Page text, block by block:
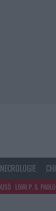
NECROLOGIE
LOIRI P. S. PAOLO